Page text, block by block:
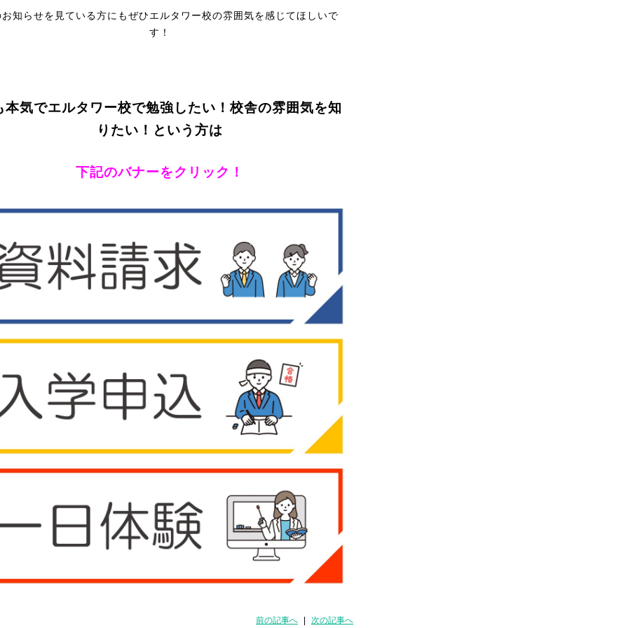
知らせを見ている方にもぜひエルタワー校の雰囲気を感じてほしいで
す！
本気でエルタワー校で勉強したい！校舎の雰囲気を知
りたい！という方は
下記のバナーをクリック！
前の記事へ 次の記事へ